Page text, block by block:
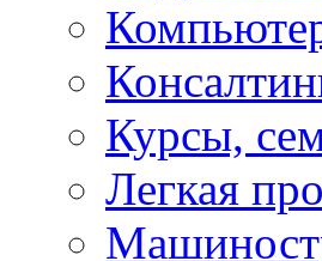
Курсы,
Легкая